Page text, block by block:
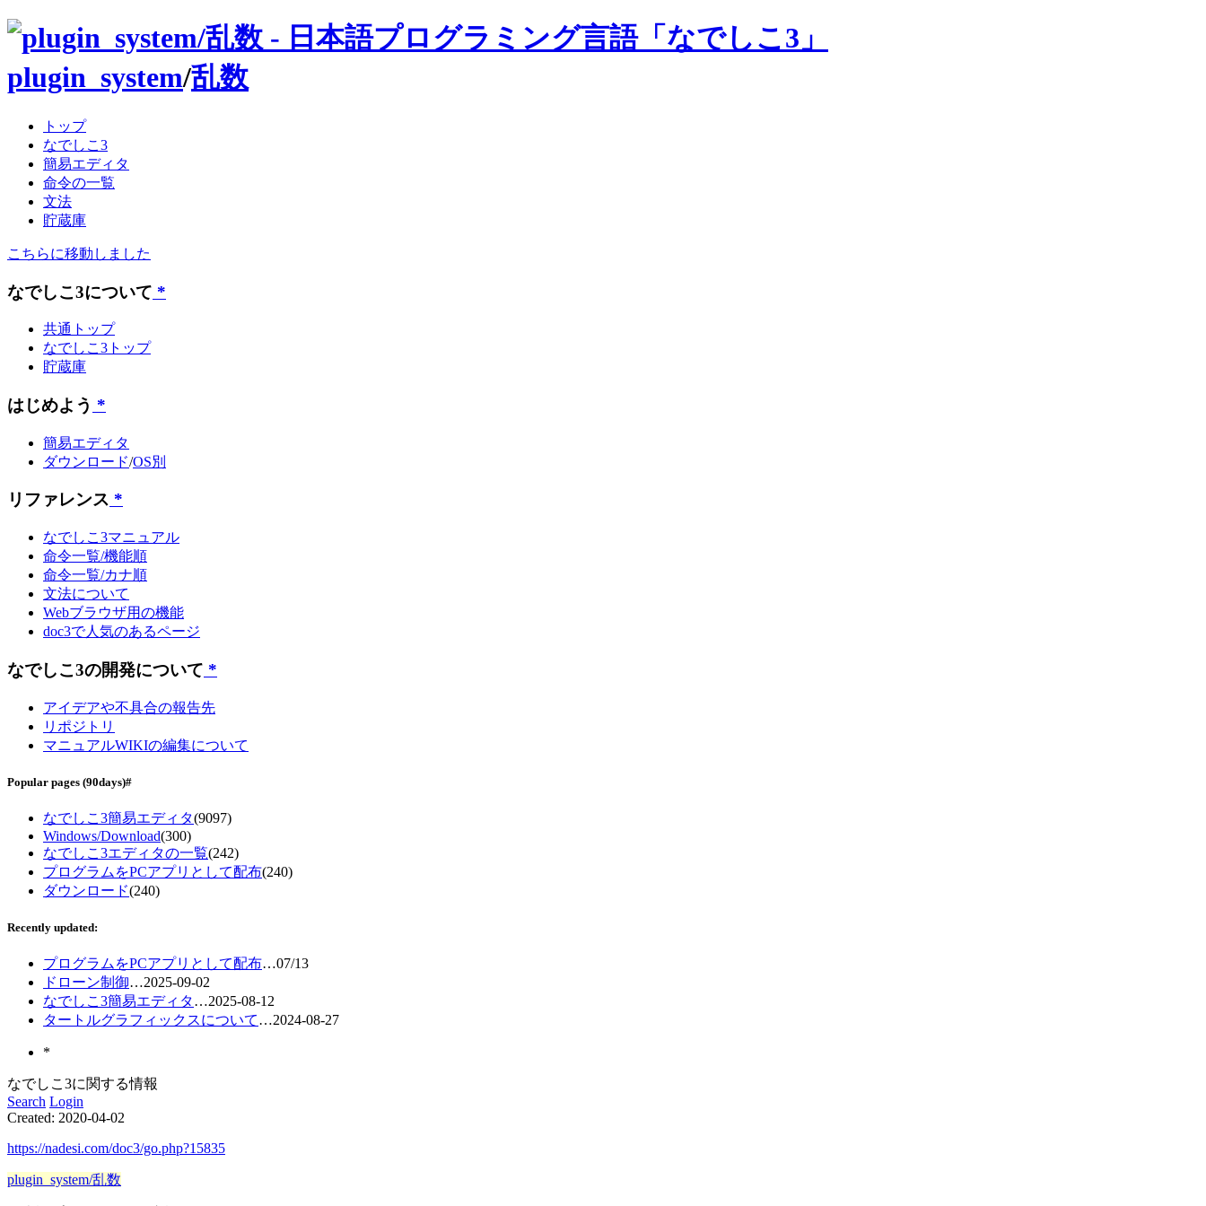
plugin_system/乱数
トップ
なでしこ3
簡易エディタ
命令の一覧
文法
貯蔵庫
こちらに移動しました
なでしこ3について *
共通トップ
なでしこ3トップ
貯蔵庫
はじめよう *
簡易エディタ
ダウンロード/OS別
リファレンス *
なでしこ3マニュアル
命令一覧/機能順
命令一覧/カナ順
文法について
Webブラウザ用の機能
doc3で人気のあるページ
なでしこ3の開発について *
アイデアや不具合の報告先
リポジトリ
マニュアルWIKIの編集について
Popular pages (90days)#
なでしこ3簡易エディタ(9097)
Windows/Download(300)
なでしこ3エディタの一覧(242)
プログラムをPCアプリとして配布(240)
ダウンロード(240)
Recently updated:
プログラムをPCアプリとして配布…07/13
ドローン制御…2025-09-02
なでしこ3簡易エディタ…2025-08-12
タートルグラフィックスについて…2024-08-27
*
なでしこ3に関する情報
Search Login
Created: 2020-04-02
https://nadesi.com/doc3/go.php?15835
plugin_system/乱数